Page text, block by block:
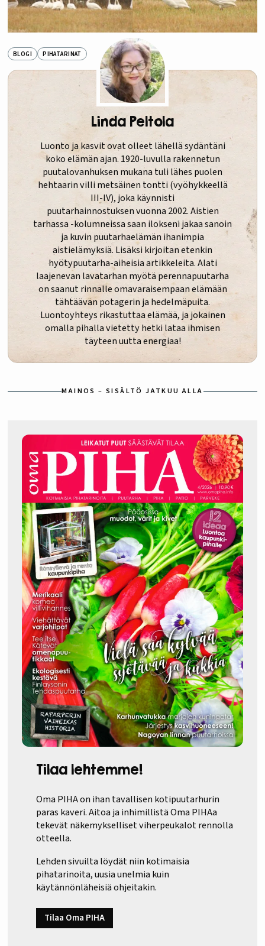
BLOGI PIHATARINAT
Linda Peltola
Luonto ja kasvit ovat olleet lähellä sydäntäni
koko elämän ajan. 1920-luvulla rakennetun
puutalovanhuksen mukana tuli lähes puolen
hehtaarin villi metsäinen tontti (vyöhykkeellä
III-IV), joka käynnisti
puutarhainnostuksen vuonna 2002. Aistien
tarhassa -kolumneissa saan ilokseni jakaa sanoin
ja kuvin puutarhaelämän ihanimpia
aistielämyksiä. Lisäksi kirjoitan etenkin
hyötypuutarha-aiheisia artikkeleita. Alati
laajenevan lavatarhan myötä perennapuutarha
on saanut rinnalle omavaraisempaan elämään
tähtäävän potagerin ja hedelmäpuita.
Luontoyhteys rikastuttaa elämää, ja jokainen
omalla pihalla vietetty hetki lataa ihmisen
täyteen uutta energiaa!
MAINOS – SISÄLTÖ JATKUU ALLA
Tilaa lehtemme!
Oma PIHA on ihan tavallisen kotipuutarhurin
paras kaveri. Aitoa ja inhimillistä Oma PIHAa
tekevät näkemykselliset viherpeukalot rennolla
otteella.
Lehden sivuilta löydät niin kotimaisia
pihatarinoita, uusia unelmia kuin
käytännönläheisiä ohjeitakin.
Tilaa Oma PIHA